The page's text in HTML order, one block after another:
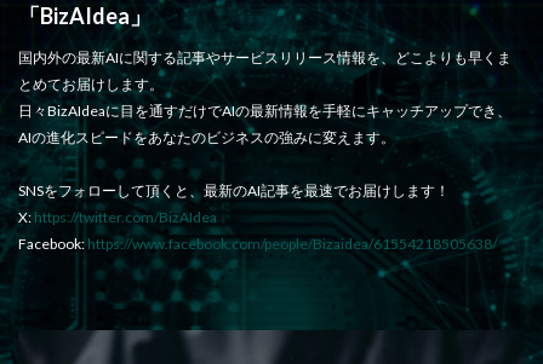
「BizAIdea」
国内外の最新AIに関する記事やサービスリリース情報を、どこよりも早くま
とめてお届けします。
日々BizAIdeaに目を通すだけでAIの最新情報を手軽にキャッチアップでき、
AIの進化スピードをあなたのビジネスの強みに変えます。
SNSをフォローして頂くと、最新のAI記事を最速でお届けします！
X: https://twitter.com/BizAIdea
Facebook: https://www.facebook.com/people/Bizaidea/61554218505638/